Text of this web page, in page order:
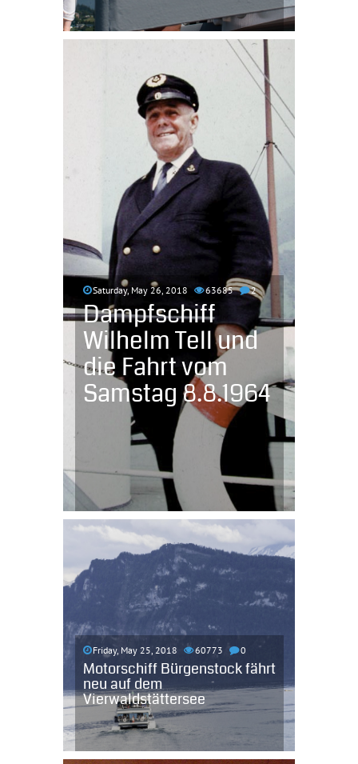
Saturday, May 26, 2018 63685 2
Dampfschiff
Wilhelm Tell und
die Fahrt vom
Samstag 8.8.1964
Friday, May 25, 2018 60773 0
Motorschiff Bürgenstock fährt
neu auf dem
Vierwaldstättersee